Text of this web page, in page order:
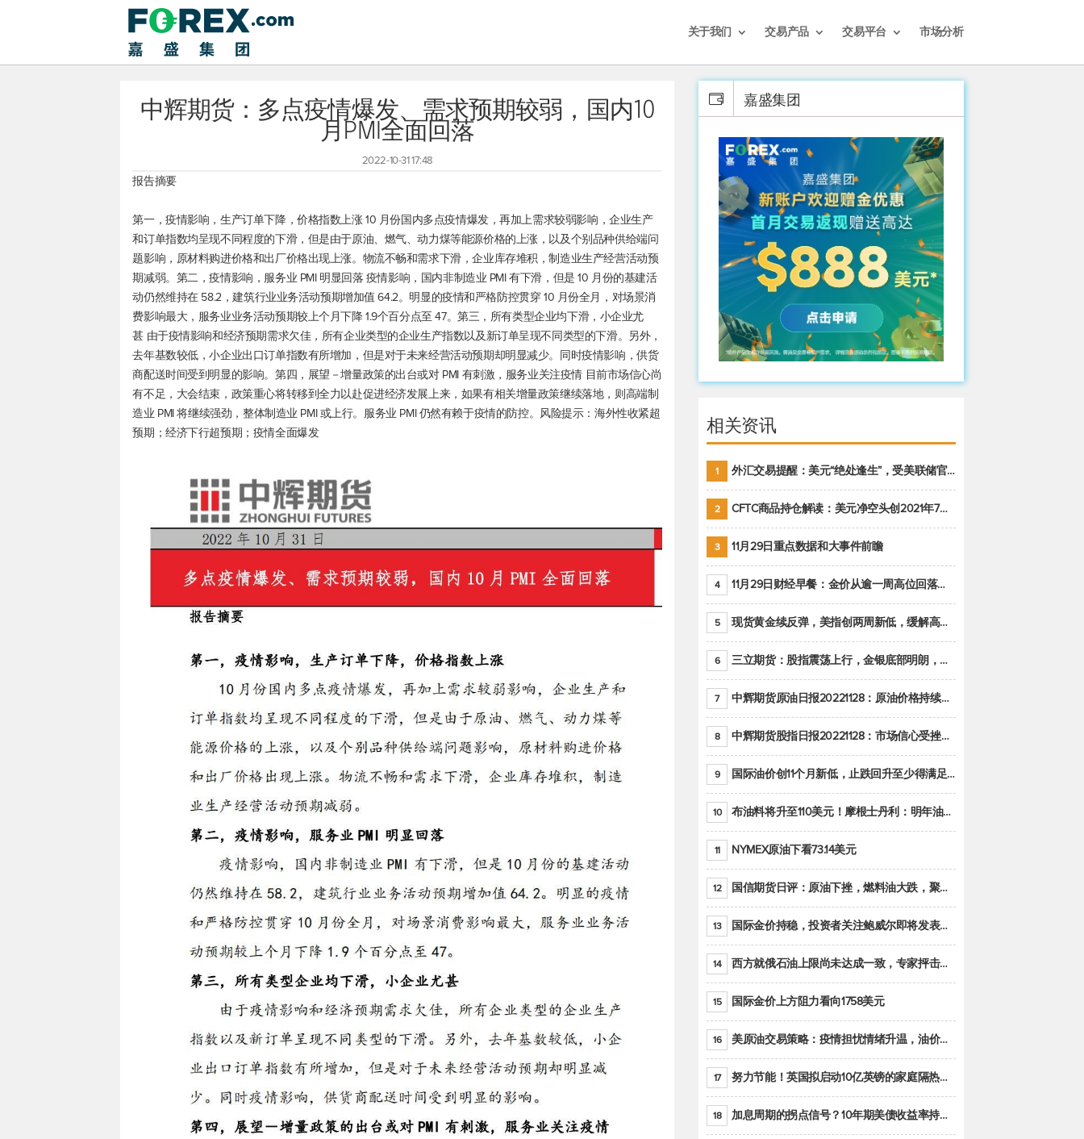
关于我们 交易产品 交易平台 市场分析
中辉期货：多点疫情爆发、需求预期较弱，国内10
月PMI全面回落
2022-10-31 17:48
报告摘要
第一，疫情影响，生产订单下降，价格指数上涨 10 月份国内多点疫情爆发，再加上需求较弱影响，企业生产
和订单指数均呈现不同程度的下滑，但是由于原油、燃气、动力煤等能源价格的上涨，以及个别品种供给端问
题影响，原材料购进价格和出厂价格出现上涨。物流不畅和需求下滑，企业库存堆积，制造业生产经营活动预
期减弱。第二，疫情影响，服务业 PMI 明显回落 疫情影响，国内非制造业 PMI 有下滑，但是 10 月份的基建活
动仍然维持在 58.2，建筑行业业务活动预期增加值 64.2。明显的疫情和严格防控贯穿 10 月份全月，对场景消
费影响最大，服务业业务活动预期较上个月下降 1.9个百分点至 47。第三，所有类型企业均下滑，小企业尤
甚 由于疫情影响和经济预期需求欠佳，所有企业类型的企业生产指数以及新订单呈现不同类型的下滑。另外，
去年基数较低，小企业出口订单指数有所增加，但是对于未来经营活动预期却明显减少。同时疫情影响，供货
商配送时间受到明显的影响。第四，展望－增量政策的出台或对 PMI 有刺激，服务业关注疫情 目前市场信心尚
有不足，大会结束，政策重心将转移到全力以赴促进经济发展上来，如果有相关增量政策继续落地，则高端制
造业 PMI 将继续强劲，整体制造业 PMI 或上行。服务业 PMI 仍然有赖于疫情的防控。风险提示：海外性收紧超
预期；经济下行超预期；疫情全面爆发
嘉盛集团
相关资讯
1 外汇交易提醒：美元“绝处逢生”，受美联储官员鹰派讲话支撑
2 CFTC商品持仓解读：美元净空头创2021年7月以来最大，黄金期货投机性净多头头寸减少
3 11月29日重点数据和大事件前瞻
4 11月29日财经早餐：金价从逾一周高位回落，美联储官员重申鹰派立场推动美元回升
5 现货黄金续反弹，美指创两周新低，缓解高通胀美国须治本
6 三立期货：股指震荡上行，金银底部明朗，原油偏弱走势(20221128收评)
7 中辉期货原油日报20221128：原油价格持续下降，市场关注OPEC+新一轮产能政策
8 中辉期货股指日报20221128：市场信心受挫，股指全线回调
9 国际油价创11个月新低，止跌回升至少得满足二大条件之一
10 布油料将升至110美元！摩根士丹利：明年油市面临七大不确定性
11 NYMEX原油下看73.14美元
12 国信期货日评：原油下挫，燃料油大跌，聚烯烃谨慎回调
13 国际金价持稳，投资者关注鲍威尔即将发表的讲话
14 西方就俄石油上限尚未达成一致，专家抨击限价是无用功
15 国际金价上方阻力看向1758美元
16 美原油交易策略：疫情担忧情绪升温，油价跌创年内新低
17 努力节能！英国拟启动10亿英镑的家庭隔热工程 减少能源消耗
18 加息周期的拐点信号？10年期美债收益率持续低于联邦基金利率目标区间